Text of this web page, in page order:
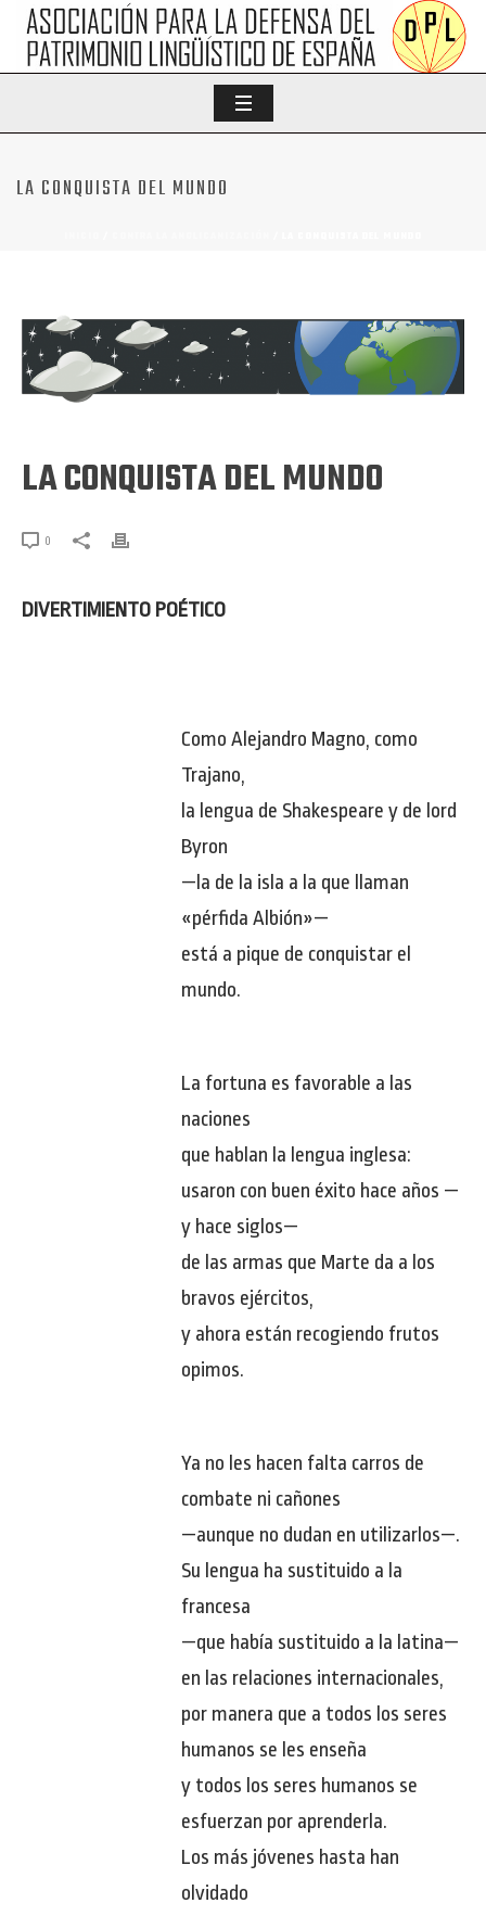
LA CONQUISTA DEL MUNDO
LA CONQUISTA DEL MUNDO
0
DIVERTIMIENTO POÉTICO
Como Alejandro Magno, como
Trajano,
la lengua de Shakespeare y de lord
Byron
—la de la isla a la que llaman
«pérfida Albión»—
está a pique de conquistar el
mundo.
La fortuna es favorable a las
naciones
que hablan la lengua inglesa:
usaron con buen éxito hace años —
y hace siglos—
de las armas que Marte da a los
bravos ejércitos,
y ahora están recogiendo frutos
opimos.
Ya no les hacen falta carros de
combate ni cañones
—aunque no dudan en utilizarlos—.
Su lengua ha sustituido a la
francesa
—que había sustituido a la latina—
en las relaciones internacionales,
por manera que a todos los seres
humanos se les enseña
y todos los seres humanos se
esfuerzan por aprenderla.
Los más jóvenes hasta han
olvidado